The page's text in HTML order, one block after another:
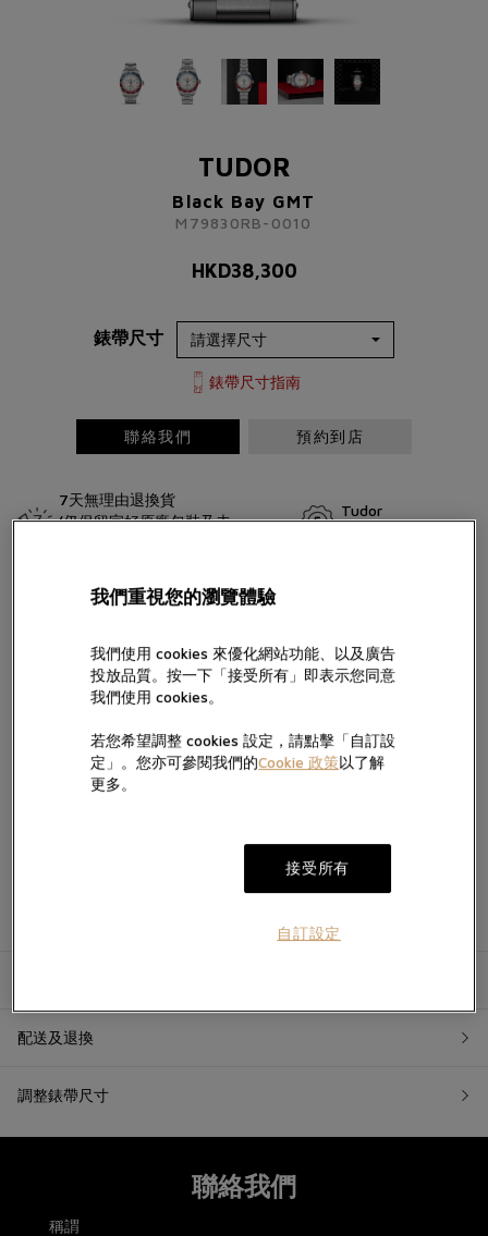
TUDOR
Black Bay GMT
M79830RB-0010
HKD38,300
錶帶尺寸
錶帶尺寸指南
聯絡我們 預約到店
7天無理由退換貨
(仍保留完好原廠包裝及未
Tudor
Black Bay GMT擴展Black Bay系列，引入極為實用的複雜功能
GMT同樣向GMT這一傑出功能致敬。
加入願望清單
TUDOR
Black Bay GMT
HKD38,300
+852 2192 3123
請完成以下表格
小姐 女士 太太
按“提交”，即表示您已閱讀並同意我們的私隱政策及Cookie政策，亦
同意我們經電話、手機訊息及電郵向您提供產品及服務信息。
我們將按私隱政策使用您提供的個人信息向您發送產品、服務及活動
的直銷及推廣信息，您亦可隨時聯絡我們更改您的意願。如不希望我
們透過以下方式向您提供有關信息，請於方框內打勾:
電郵。
如果您希望退換貨，請在收到貨品日起計7天內提交退換貨申請
或聯繫我們的客戶服務。所有退回商品都必須處於「原銷售狀
態」。我們收到您的退換貨申請後會盡快跟進。
配送及退換
調整錶帶尺寸
聯絡我們
稱謂
我們重視您的瀏覽體驗
我們使用 cookies 來優化網站功能、以及廣告
投放品質。按一下「接受所有」即表示您同意
我們使用 cookies。
若您希望調整 cookies 設定，請點擊「自訂設
定」。您亦可參閱我們的Cookie 政策以了解
更多。
接受所有
自訂設定